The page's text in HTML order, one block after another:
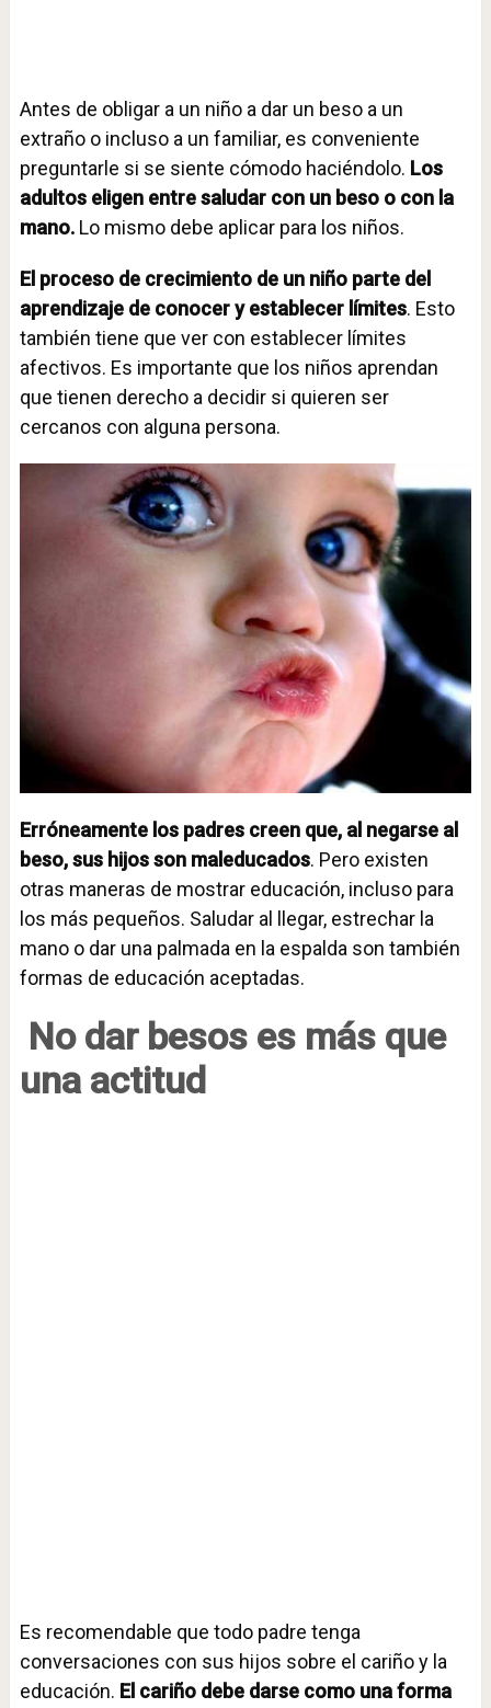
Antes de obligar a un niño a dar un beso a un
extraño o incluso a un familiar, es conveniente
preguntarle si se siente cómodo haciéndolo. Los
adultos eligen entre saludar con un beso o con la
mano.Lo mismo debe aplicar para los niños.
El proceso de crecimiento de un niño parte del
aprendizaje de conocer y establecer límites. Esto
también tiene que ver con establecer límites
afectivos. Es importante que los niños aprendan
que tienen derecho a decidir si quieren ser
cercanos con alguna persona.
Erróneamente los padres creen que, al negarse al
beso, sus hijos son maleducados. Pero existen
otras maneras de mostrar educación, incluso para
los más pequeños. Saludar al llegar, estrechar la
mano o dar una palmada en la espalda son también
formas de educación aceptadas.
No dar besos es más que
una actitud
Es recomendable que todo padre tenga
conversaciones con sus hijos sobre el cariño y la
educación. El cariño debe darse como una forma